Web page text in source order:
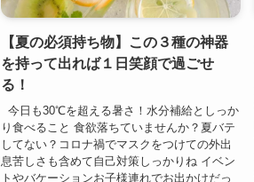
【夏の必須持ち物】この３種の神器
を持って出れば１日笑顔で過ごせ
る！
今日も30℃を超える暑さ！水分補給としっか
り食べること 食欲落ちていませんか？夏バテ
してない？コロナ禍でマスクをつけての外出
息苦しさも含めて自己対策しっかりね イベン
トやバケーションお子様連れでお出かけだっ